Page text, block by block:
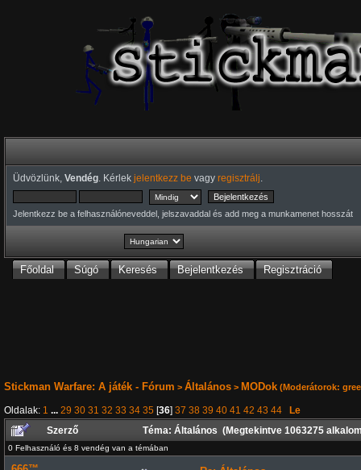
Üdvözlünk, Vendég. Kérlek jelentkezz be vagy regisztrálj
Jelentkezz be a felhasználóneveddel, jelszavaddal és add meg a munkamenet hosszát
Főoldal Súgó Keresés Bejelentkezés Regisztráció
Stickman Warfare: A játék - Fórum > Általános> MODok(Moderátorok:
Oldalak: 1 ... 29 30 31 32 33 34 35 [36] 37 38 39 40 41 42 43 44
Le
Szerző
Téma: Általános (Megtekintve 1063275
0 Felhasználó és 8 vendég van a témában